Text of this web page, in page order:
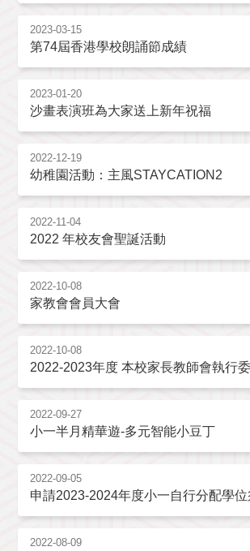
2023-03-15
第74屆香港學校朗誦節成績
2023-01-20
沙畫表演班為大家送上新年祝福
2022-12-19
幼稚園活動：主風STAYCATION2
2022-11-04
2022 年校友會聖誕活動
2022-10-08
家教會會員大會
2022-10-08
2022-2023年度 本校家長教師會執行
2022-09-27
小一半月精華遊-多元智能小豆丁
2022-09-05
申請2023-2024年度小一自行分配學位
2022-08-09